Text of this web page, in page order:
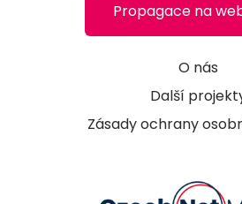
O nás
Další
Zásady ochrany
Propagace na